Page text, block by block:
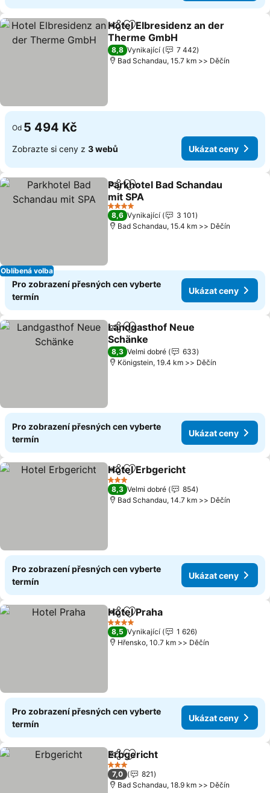
SdíletPřidat na seznam oblíbených
Hotel Elbresidenz an der
Therme GmbH
Ukázat ceny
8,8 Vynikající
7 442
Bad Schandau, 15.7 km >> Děčín
Od 5 494 Kč
Zobrazte si ceny z 3 webů Ukázat ceny
Oblíbená volba
SdíletPřidat na seznam oblíbených
Parkhotel Bad Schandau
mit SPA
Ukázat ceny
4 Počet hvězdiček
8,6 Vynikající
3 101
Bad Schandau, 15.4 km >> Děčín
Pro zobrazení přesných cen vyberte
termín
Ukázat ceny
SdíletPřidat na seznam oblíbených
Landgasthof Neue
Schänke
Ukázat ceny
8,3 Velmi dobré
633
Königstein, 19.4 km >> Děčín
Pro zobrazení přesných cen vyberte
termín
Ukázat ceny
SdíletPřidat na seznam oblíbených
Hotel Erbgericht
3 Počet hvězdiček
8,3 Velmi dobré
854
Bad Schandau, 14.7 km >> Děčín
Pro zobrazení přesných cen vyberte
termín
Ukázat ceny
SdíletPřidat na seznam oblíbených
Hotel Praha
4 Počet hvězdiček
8,5 Vynikající
1 626
Hřensko, 10.7 km >> Děčín
Pro zobrazení přesných cen vyberte
termín
Ukázat ceny
SdíletPřidat na seznam oblíbených
Erbgericht
3 Počet hvězdiček
7,0
821
Bad Schandau, 18.9 km >> Děčín